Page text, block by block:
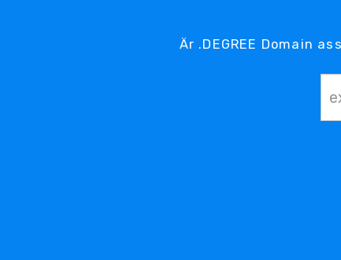
Är .DEGREE Domain